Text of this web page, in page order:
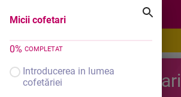
Micii cofetari
0% COMPLETAT
Introducerea in lumea
cofetăriei
Micii cofetari
Micii cofetari